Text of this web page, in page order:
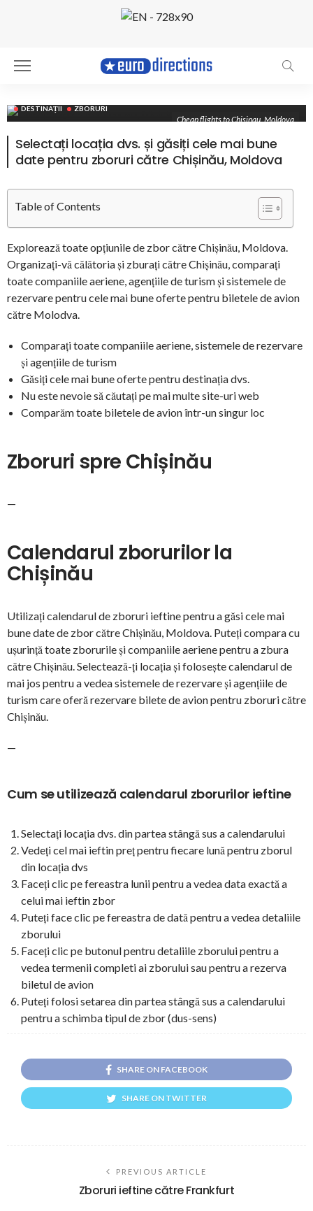
DESTINAȚII ZBORURI
Zboruri spre Chișinău,
Moldova
Cheap flights to Chisinau, Moldova
Selectați locația dvs. și găsiți cele mai bune
date pentru zboruri către Chișinău, Moldova
Table of Contents
Explorează toate opțiunile de zbor către Chișinău, Moldova.
Organizați-vă călătoria și zburați către Chișinău, comparați
toate companiile aeriene, agențiile de turism și sistemele de
rezervare pentru cele mai bune oferte pentru biletele de avion
către Molodva.
Comparați toate companiile aeriene, sistemele de rezervare
și agențiile de turism
Găsiți cele mai bune oferte pentru destinația dvs.
Nu este nevoie să căutați pe mai multe site-uri web
Comparăm toate biletele de avion într-un singur loc
Zboruri spre Chișinău
—
Calendarul zborurilor la
Chișinău
Utilizați calendarul de zboruri ieftine pentru a găsi cele mai
bune date de zbor către Chișinău, Moldova. Puteți compara cu
ușurință toate zborurile și companiile aeriene pentru a zbura
către Chișinău. Selectează-ți locația și folosește calendarul de
mai jos pentru a vedea sistemele de rezervare și agențiile de
turism care oferă rezervare bilete de avion pentru zboruri către
Chișinău.
—
Cum se utilizează calendarul zborurilor ieftine
Selectați locația dvs. din partea stângă sus a calendarului
Vedeți cel mai ieftin preț pentru fiecare lună pentru zborul
din locația dvs
Faceți clic pe fereastra lunii pentru a vedea data exactă a
celui mai ieftin zbor
Puteți face clic pe fereastra de dată pentru a vedea detaliile
zborului
Faceți clic pe butonul pentru detaliile zborului pentru a
vedea termenii completi ai zborului sau pentru a rezerva
biletul de avion
Puteți folosi setarea din partea stângă sus a calendarului
pentru a schimba tipul de zbor (dus-sens)
SHARE ON FACEBOOK
SHARE ON TWITTER
PREVIOUS ARTICLE
Zboruri ieftine către Frankfurt